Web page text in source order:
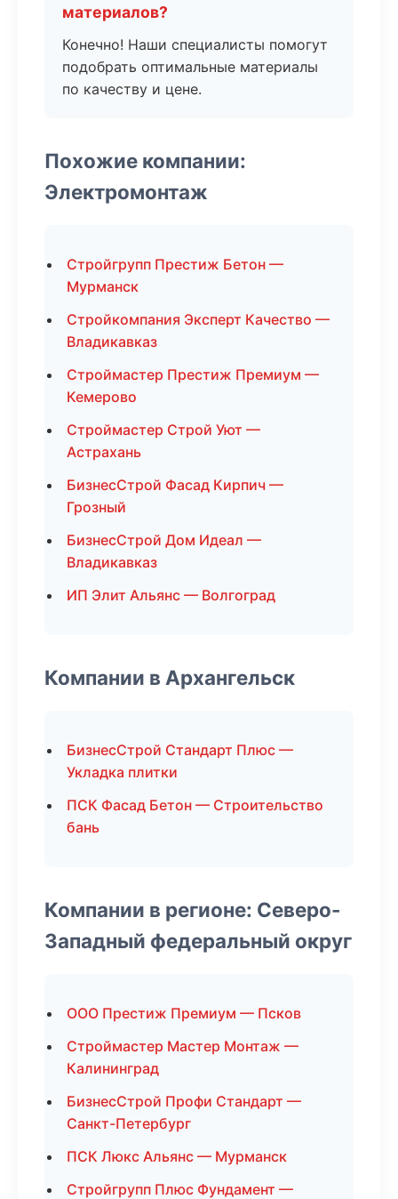
материалов?
Конечно! Наши специалисты помогут
подобрать оптимальные материалы
по качеству и цене.
Похожие компании:
Электромонтаж
Стройгрупп Престиж Бетон —
Мурманск
Стройкомпания Эксперт Качество —
Владикавказ
Строймастер Престиж Премиум —
Кемерово
Строймастер Строй Уют —
Астрахань
БизнесСтрой Фасад Кирпич —
Грозный
БизнесСтрой Дом Идеал —
Владикавказ
ИП Элит Альянс — Волгоград
Компании в Архангельск
БизнесСтрой Стандарт Плюс —
Укладка плитки
ПСК Фасад Бетон — Строительство
бань
Компании в регионе: Северо-
Западный федеральный округ
ООО Престиж Премиум — Псков
Строймастер Мастер Монтаж —
Калининград
БизнесСтрой Профи Стандарт —
Санкт-Петербург
ПСК Люкс Альянс — Мурманск
Стройгрупп Плюс Фундамент —